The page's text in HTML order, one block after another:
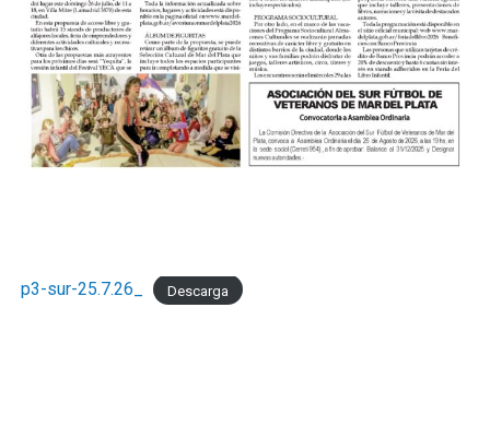
p3-sur-25.7.26_ Descarga